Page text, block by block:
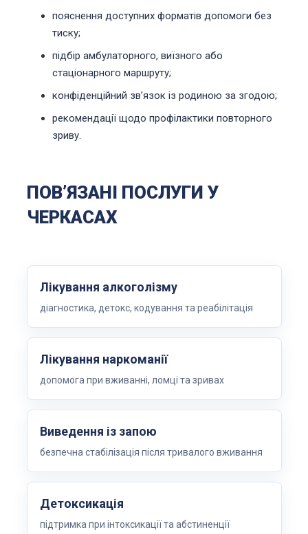
пояснення доступних форматів допомоги без
тиску;
підбір амбулаторного, виїзного або
стаціонарного маршруту;
конфіденційний звʼязок із родиною за згодою;
рекомендації щодо профілактики повторного
зриву.
ПОВʼЯЗАНІ ПОСЛУГИ У
ЧЕРКАСАХ
Лікування алкоголізму
діагностика, детокс, кодування та реабілітація
Лікування наркоманії
допомога при вживанні, ломці та зривах
Виведення із запою
безпечна стабілізація після тривалого вживання
Детоксикація
підтримка при інтоксикації та абстиненції